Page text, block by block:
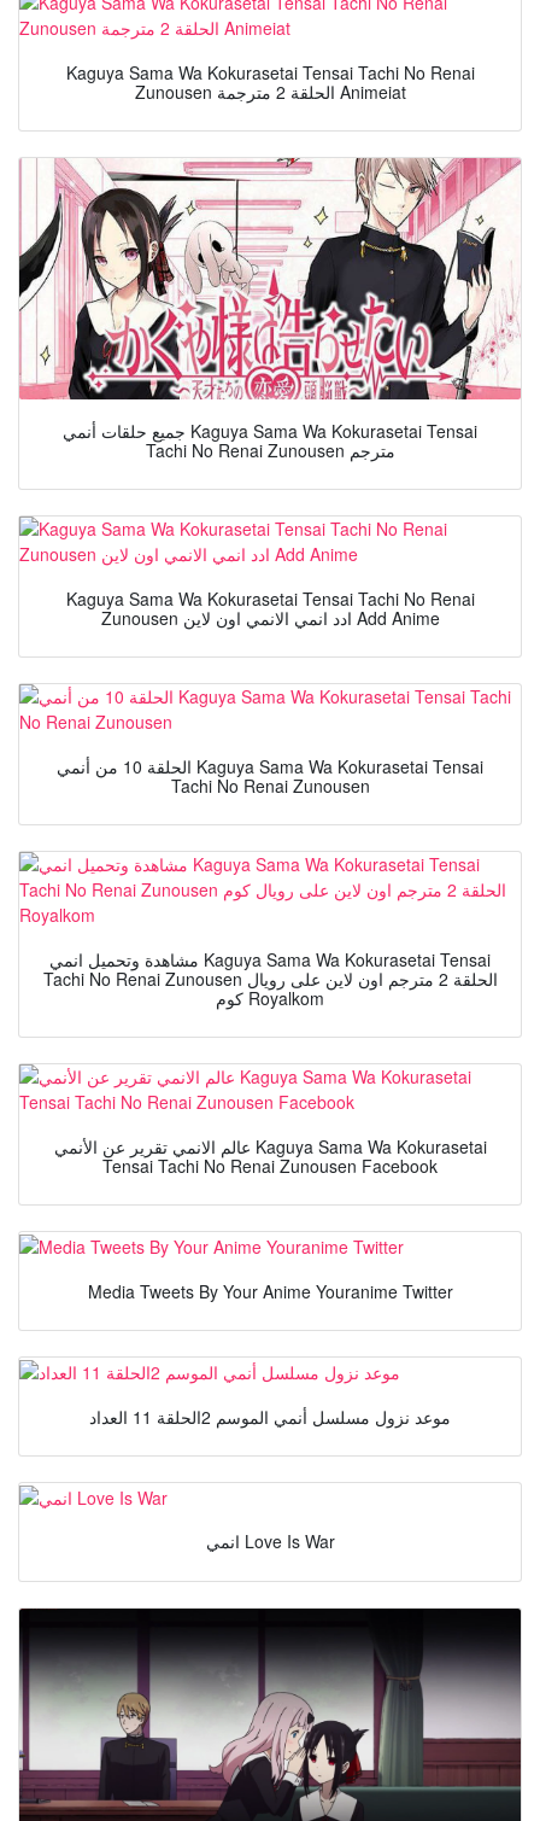
Kaguya Sama Wa Kokurasetai Tensai Tachi No Renai
Zunousen الحلقة 2 مترجمة Animeiat
جميع حلقات أنمي Kaguya Sama Wa Kokurasetai Tensai
Tachi No Renai Zunousen مترجم
Kaguya Sama Wa Kokurasetai Tensai Tachi No Renai
Zunousen ادد انمي الانمي اون لاين Add Anime
الحلقة 10 من أنمي Kaguya Sama Wa Kokurasetai Tensai
Tachi No Renai Zunousen
مشاهدة وتحميل انمي Kaguya Sama Wa Kokurasetai Tensai
Tachi No Renai Zunousen الحلقة 2 مترجم اون لاين على رويال
كوم Royalkom
عالم الانمي تقرير عن الأنمي Kaguya Sama Wa Kokurasetai
Tensai Tachi No Renai Zunousen Facebook
Media Tweets By Your Anime Youranime Twitter
موعد نزول مسلسل أنمي الموسم 2الحلقة 11 العداد
انمي Love Is War